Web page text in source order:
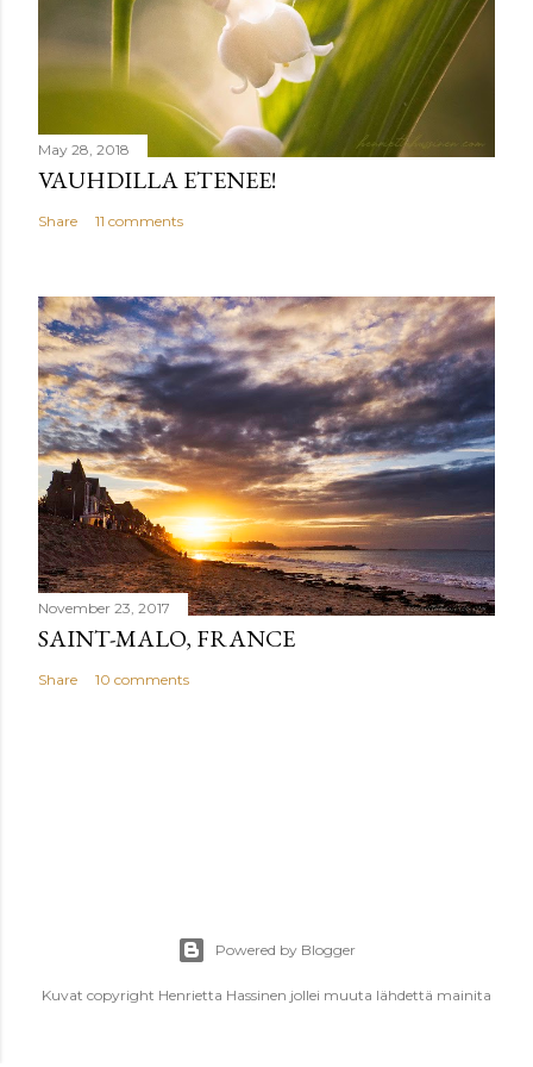
May 28, 2018
VAUHDILLA ETENEE!
Share 11 comments
November 23, 2017
SAINT-MALO, FRANCE
Share 10 comments
Powered by Blogger
Kuvat copyright Henrietta Hassinen jollei muuta lähdettä mainita